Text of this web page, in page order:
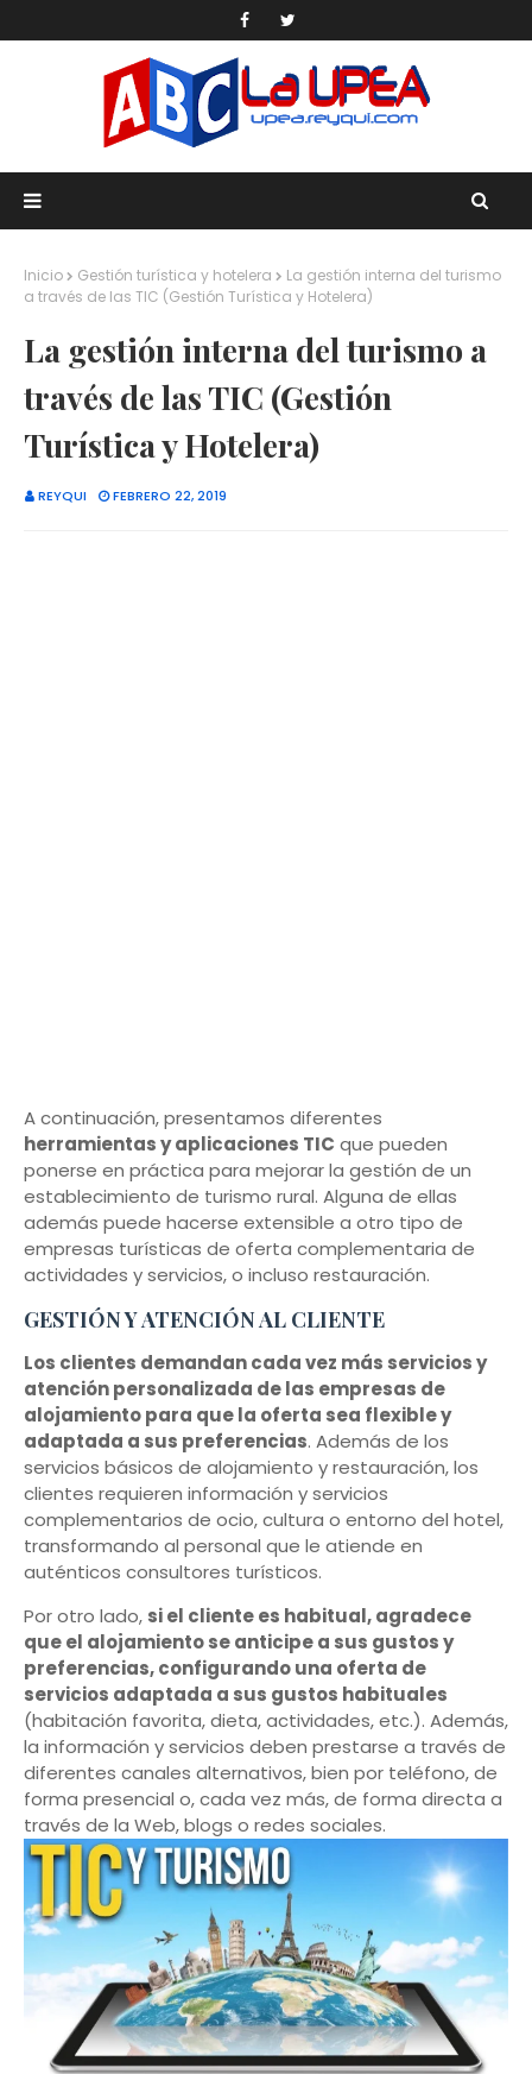
Inicio Gestión turística y hotelera
La gestión interna del turismo
a través de las TIC (Gestión Turística y Hotelera)
La gestión interna del turismo a
través de las TIC (Gestión
Turística y Hotelera)
REYQUI FEBRERO 22, 2019
A continuación, presentamos diferentes
herramientas y aplicaciones TIC que pueden
ponerse en práctica para mejorar la gestión de un
establecimiento de turismo rural. Alguna de ellas
además puede hacerse extensible a otro tipo de
empresas turísticas de oferta complementaria de
actividades y servicios, o incluso restauración.
GESTIÓN Y ATENCIÓN AL CLIENTE
Los clientes demandan cada vez más servicios y
atención personalizada de las empresas de
alojamiento para que la oferta sea flexible y
adaptada a sus preferencias. Además de los
servicios básicos de alojamiento y restauración, los
clientes requieren información y servicios
complementarios de ocio, cultura o entorno del hotel,
transformando al personal que le atiende en
auténticos consultores turísticos.
Por otro lado, si el cliente es habitual, agradece
que el alojamiento se anticipe a sus gustos y
preferencias, configurando una oferta de
servicios adaptada a sus gustos habituales
(habitación favorita, dieta, actividades, etc.). Además,
la información y servicios deben prestarse a través de
diferentes canales alternativos, bien por teléfono, de
forma presencial o, cada vez más, de forma directa a
través de la Web, blogs o redes sociales.